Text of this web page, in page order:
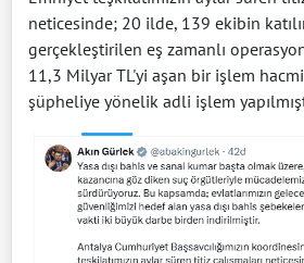
neticesinde; 20 ilde, 139 ekibin
gerçekleştirilen eş zamanlı
11,3 Milyar TL'yi aşan bir işlem
şüpheliye yönelik adli işlem